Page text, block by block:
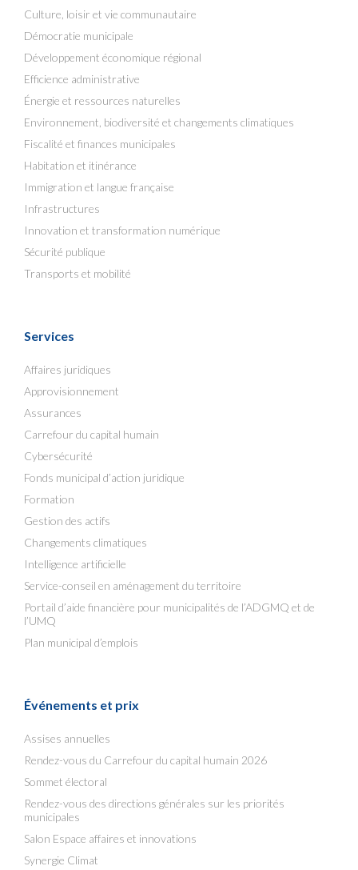
Culture, loisir et vie communautaire
Démocratie municipale
Développement économique régional
Efficience administrative
Énergie et ressources naturelles
Environnement, biodiversité et changements climatiques
Fiscalité et finances municipales
Habitation et itinérance
Immigration et langue française
Infrastructures
Innovation et transformation numérique
Sécurité publique
Transports et mobilité
Services
Affaires juridiques
Approvisionnement
Assurances
Carrefour du capital humain
Cybersécurité
Fonds municipal d’action juridique
Formation
Gestion des actifs
Changements climatiques
Intelligence artificielle
Service-conseil en aménagement du territoire
Portail d’aide financière pour municipalités de l’ADGMQ et de
l’UMQ
Plan municipal d’emplois
Événements et prix
Assises annuelles
Rendez-vous du Carrefour du capital humain 2026
Sommet électoral
Rendez-vous des directions générales sur les priorités
municipales
Salon Espace affaires et innovations
Synergie Climat